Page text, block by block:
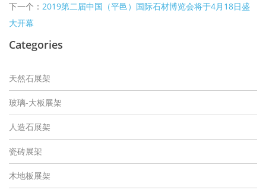
下一个： 2019第二届中国（平邑）国际石材博览会将于4月18日盛
大开幕
Categories
天然石展架
玻璃-大板展架
人造石展架
瓷砖展架
木地板展架